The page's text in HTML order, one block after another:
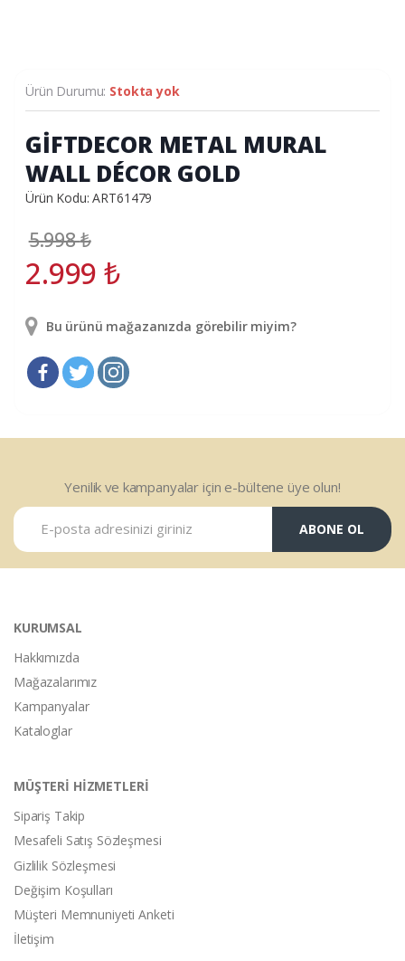
Ürün Durumu: Stokta yok
GİFTDECOR METAL MURAL
WALL DÉCOR GOLD
Ürün Kodu: ART61479
5.998₺
2.999₺
Bu ürünü mağazanızda görebilir miyim?
Yenilik ve kampanyalar için e-bültene üye olun!
ABONE OL
KURUMSAL
Hakkımızda
Mağazalarımız
Kampanyalar
Kataloglar
MÜŞTERİ HİZMETLERİ
Sipariş Takip
Mesafeli Satış Sözleşmesi
Gizlilik Sözleşmesi
Değişim Koşulları
Müşteri Memnuniyeti Anketi
İletişim